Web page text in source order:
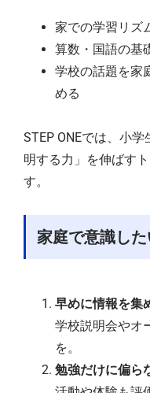
家での学習リズ
算数・国語の基
学校の話題を家
める
STEP ONEでは、小
明する力」を伸ばす
す。
家庭で意識し
早めに情報を集
学校説明会やオ
を。
勉強だけに偏ら